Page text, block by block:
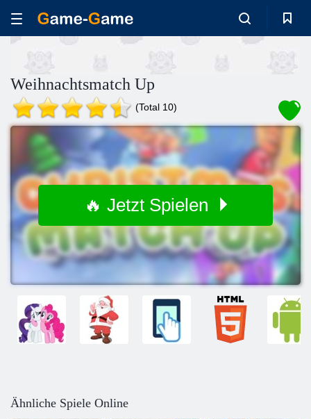
Weihnachtsmatch Up
(Total 10)
🔥 Jetzt Spielen
Ähnliche Spiele Online